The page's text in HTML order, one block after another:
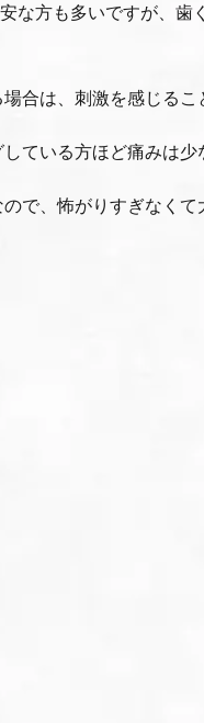
な方も多いですが、歯
合は、刺激を感じるこ
ている方ほど痛みは
で、怖がりすぎなくて